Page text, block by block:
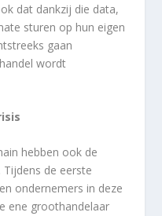
dat dankzij die data,
sturen op hun eigen
gaan
wordt
hebben ook de
de eerste
ondernemers in deze
ene groothandelaar